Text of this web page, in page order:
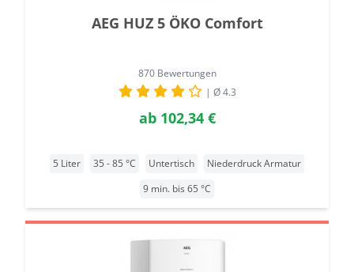
AEG HUZ 5 ÖKO Comfort
870 Bewertungen
| Ø 4.3
ab102,34 €
5 Liter 35 - 85 °C Untertisch
Niederdruck Armatur
9 min. bis 65 °C